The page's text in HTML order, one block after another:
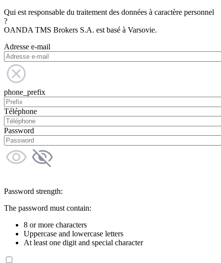
Qui est responsable du traitement des données à caractère personnel
?
OANDA TMS Brokers S.A. est basé à Varsovie.
Adresse e-mail
phone_prefix
Téléphone
Password
Password strength:
The password must contain:
8 or more characters
Uppercase and lowercase letters
At least one digit and special character